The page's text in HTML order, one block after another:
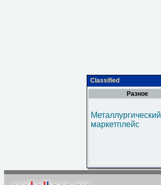
Classified
Разное
Металлургический
маркетплейс